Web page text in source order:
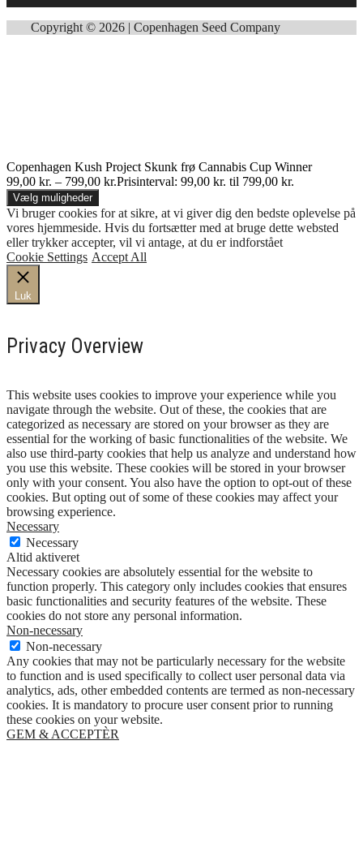
Copyright © 2026 | Copenhagen Seed Company
Copenhagen Kush Project Skunk frø Cannabis Cup Winner
99,00 kr. – 799,00 kr.Prisinterval: 99,00 kr. til 799,00 kr.
Vælg muligheder
Vi bruger cookies for at sikre, at vi giver dig den bedste oplevelse på
vores hjemmeside. Hvis du fortsætter med at bruge dette websted
eller trykker accepter, vil vi antage, at du er indforstået
Cookie Settings Accept All
Luk
Privacy Overview
This website uses cookies to improve your experience while you
navigate through the website. Out of these, the cookies that are
categorized as necessary are stored on your browser as they are
essential for the working of basic functionalities of the website. We
also use third-party cookies that help us analyze and understand how
you use this website. These cookies will be stored in your browser
only with your consent. You also have the option to opt-out of these
cookies. But opting out of some of these cookies may affect your
browsing experience.
Necessary
Necessary
Altid aktiveret
Necessary cookies are absolutely essential for the website to
function properly. This category only includes cookies that ensures
basic functionalities and security features of the website. These
cookies do not store any personal information.
Non-necessary
Non-necessary
Any cookies that may not be particularly necessary for the website
to function and is used specifically to collect user personal data via
analytics, ads, other embedded contents are termed as non-necessary
cookies. It is mandatory to procure user consent prior to running
these cookies on your website.
GEM & ACCEPTÈR